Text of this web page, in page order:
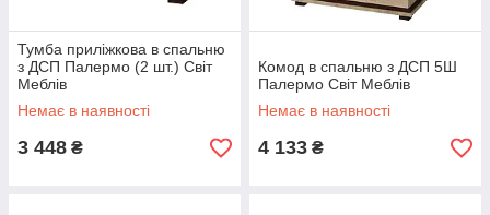
Тумба приліжкова в спальню
з ДСП Палермо (2 шт.) Світ
Меблів
Немає в наявності
3 448 ₴
Комод в спальню з ДСП 5Ш
Палермо Світ Меблів
Немає в наявності
4 133 ₴